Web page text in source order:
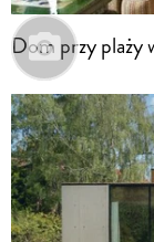
Dom przy plaży